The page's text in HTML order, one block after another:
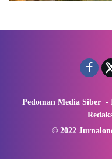
Pedoman Media Siber
© 2022